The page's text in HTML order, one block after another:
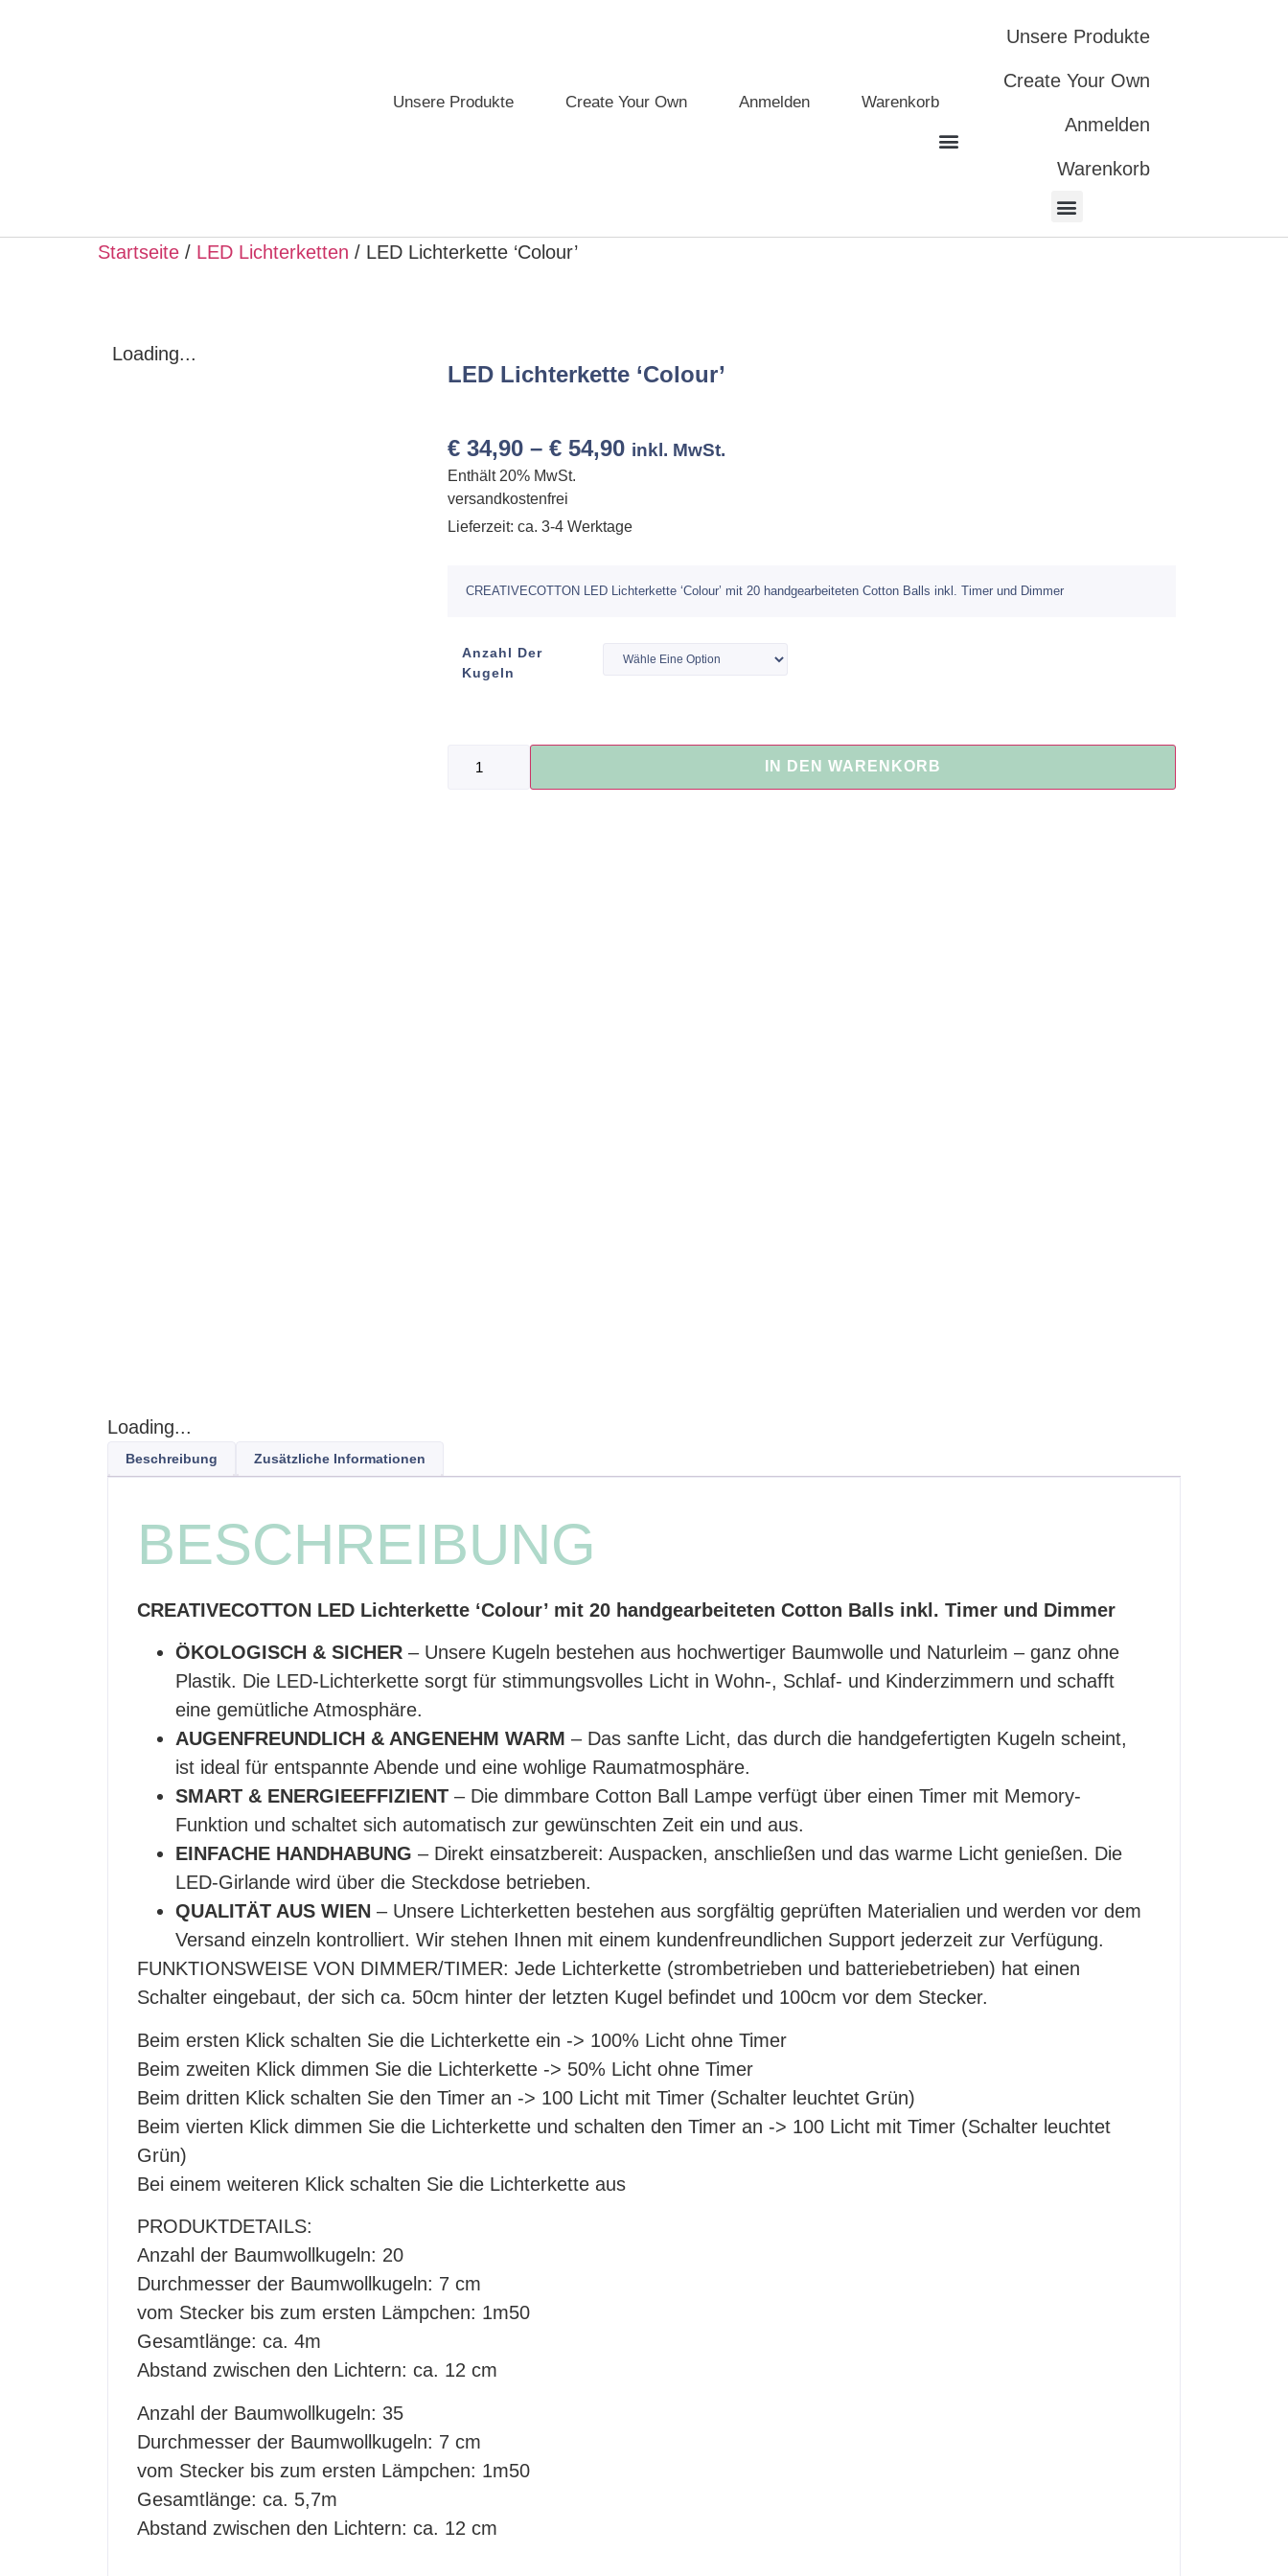
Unsere Produkte Create Your Own Anmelden Warenkorb
Unsere Produkte
Create Your Own
Anmelden
Warenkorb
Startseite / LED Lichterketten / LED Lichterkette ‘Colour’
Loading...
LED Lichterkette ‘Colour’
€ 34,90 – € 54,90 inkl. MwSt.
Enthält 20% MwSt.
versandkostenfrei
Lieferzeit: ca. 3-4 Werktage
CREATIVECOTTON LED Lichterkette ‘Colour’ mit 20 handgearbeiteten Cotton Balls inkl. Timer und Dimmer
Anzahl Der
Kugeln
IN DEN WARENKORB
Loading...
Beschreibung Zusätzliche Informationen
BESCHREIBUNG
CREATIVECOTTON LED Lichterkette ‘Colour’ mit 20 handgearbeiteten Cotton Balls inkl. Timer und Dimmer
ÖKOLOGISCH & SICHER – Unsere Kugeln bestehen aus hochwertiger Baumwolle und Naturleim – ganz ohne
Plastik. Die LED-Lichterkette sorgt für stimmungsvolles Licht in Wohn-, Schlaf- und Kinderzimmern und schafft
eine gemütliche Atmosphäre.
AUGENFREUNDLICH & ANGENEHM WARM – Das sanfte Licht, das durch die handgefertigten Kugeln scheint,
ist ideal für entspannte Abende und eine wohlige Raumatmosphäre.
SMART & ENERGIEEFFIZIENT – Die dimmbare Cotton Ball Lampe verfügt über einen Timer mit Memory-
Funktion und schaltet sich automatisch zur gewünschten Zeit ein und aus.
EINFACHE HANDHABUNG – Direkt einsatzbereit: Auspacken, anschließen und das warme Licht genießen. Die
LED-Girlande wird über die Steckdose betrieben.
QUALITÄT AUS WIEN – Unsere Lichterketten bestehen aus sorgfältig geprüften Materialien und werden vor dem
Versand einzeln kontrolliert. Wir stehen Ihnen mit einem kundenfreundlichen Support jederzeit zur Verfügung.
FUNKTIONSWEISE VON DIMMER/TIMER: Jede Lichterkette (strombetrieben und batteriebetrieben) hat einen
Schalter eingebaut, der sich ca. 50cm hinter der letzten Kugel befindet und 100cm vor dem Stecker.
Beim ersten Klick schalten Sie die Lichterkette ein -> 100% Licht ohne Timer
Beim zweiten Klick dimmen Sie die Lichterkette -> 50% Licht ohne Timer
Beim dritten Klick schalten Sie den Timer an -> 100 Licht mit Timer (Schalter leuchtet Grün)
Beim vierten Klick dimmen Sie die Lichterkette und schalten den Timer an -> 100 Licht mit Timer (Schalter leuchtet
Grün)
Bei einem weiteren Klick schalten Sie die Lichterkette aus
PRODUKTDETAILS:
Anzahl der Baumwollkugeln: 20
Durchmesser der Baumwollkugeln: 7 cm
vom Stecker bis zum ersten Lämpchen: 1m50
Gesamtlänge: ca. 4m
Abstand zwischen den Lichtern: ca. 12 cm
Anzahl der Baumwollkugeln: 35
Durchmesser der Baumwollkugeln: 7 cm
vom Stecker bis zum ersten Lämpchen: 1m50
Gesamtlänge: ca. 5,7m
Abstand zwischen den Lichtern: ca. 12 cm